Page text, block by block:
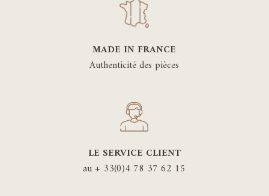
MADE IN FRANCE
Authenticité des pièces
LE SERVICE CLIENT
au + 33(0)4 78 37 62 15